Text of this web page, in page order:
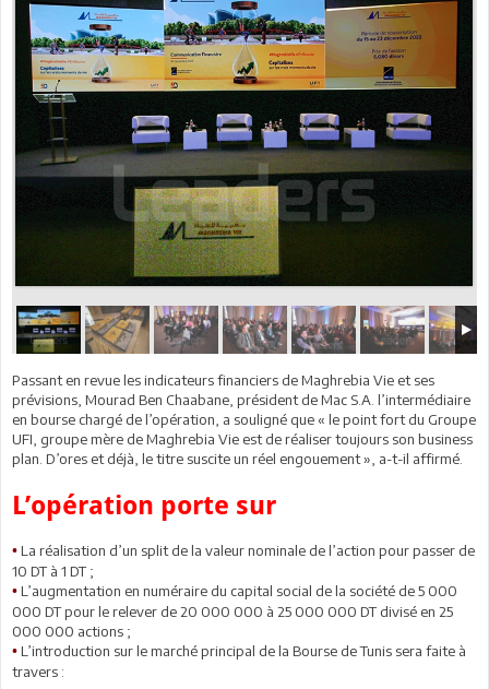
Passant en revue les indicateurs financiers de Maghrebia Vie et ses
prévisions, Mourad Ben Chaabane, président de Mac S.A. l’intermédiaire
en bourse chargé de l’opération, a souligné que « le point fort du Groupe
UFI, groupe mère de Maghrebia Vie est de réaliser toujours son business
plan. D’ores et déjà, le titre suscite un réel engouement », a-t-il affirmé.
L’opération porte sur
• La réalisation d’un split de la valeur nominale de l’action pour passer de
10 DT à 1 DT ;
• L’augmentation en numéraire du capital social de la société de 5 000
000 DT pour le relever de 20 000 000 à 25 000 000 DT divisé en 25
000 000 actions ;
• L’introduction sur le marché principal de la Bourse de Tunis sera faite à
travers :